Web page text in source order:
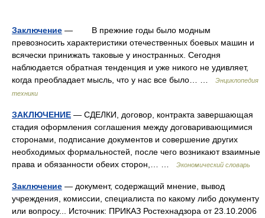
Заключение — В прежние годы было модным
превозносить характеристики отечественных боевых машин и
всячески принижать таковые у иностранных. Сегодня
наблюдается обратная тенденция и уже никого не удивляет,
когда преобладает мысль, что у нас все было… …
Энциклопедия
техники
ЗАКЛЮЧЕНИЕ — СДЕЛКИ, договор, контракта завершающая
стадия оформления соглашения между договаривающимися
сторонами, подписание документов и совершение других
необходимых формальностей, после чего возникают взаимные
права и обязанности обеих сторон,… …
Экономический словарь
Заключение — документ, содержащий мнение, вывод
учреждения, комиссии, специалиста по какому либо документу
или вопросу... Источник: ПРИКАЗ Ростехнадзора от 23.10.2006